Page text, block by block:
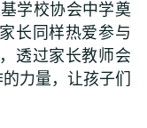
学校协会中学奠
长同样热爱参与
透过家长教师会
力量，让孩子们